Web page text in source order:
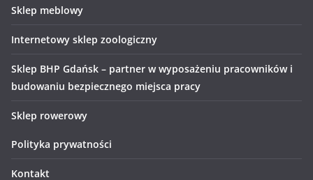
Sklep meblowy
Internetowy sklep zoologiczny
Sklep BHP Gdańsk – partner w wyposażeniu pracowników i
budowaniu bezpiecznego miejsca pracy
Sklep rowerowy
Polityka prywatności
Kontakt